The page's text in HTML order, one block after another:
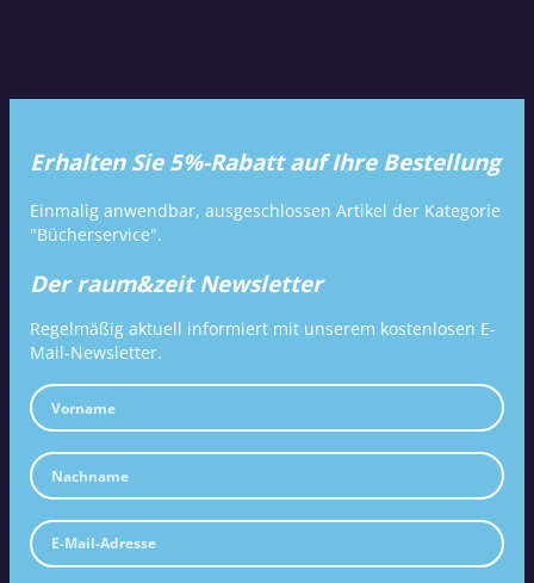
Erhalten Sie 5%-Rabatt auf Ihre Bestellung
Einmalig anwendbar, ausgeschlossen Artikel der Kategorie
"Bücherservice".
Der raum&zeit Newsletter
Regelmäßig aktuell informiert mit unserem kostenlosen E-
Mail-Newsletter.